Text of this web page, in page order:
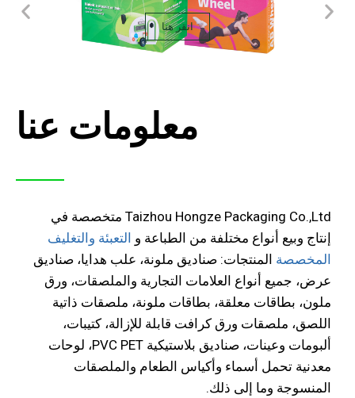
انقر هنا
معلومات عنا
Taizhou Hongze Packaging Co.,Ltd متخصصة في
إنتاج وبيع أنواع مختلفة من الطباعة و التعبئة والتغليف
المخصصة المنتجات: صناديق ملونة، علب هدايا، صناديق
عرض، جميع أنواع العلامات التجارية والملصقات، ورق
ملون، بطاقات معلقة، بطاقات ملونة، ملصقات ذاتية
اللصق، ملصقات ورق كرافت قابلة للإزالة، كتيبات،
ألبومات وعينات، صناديق بلاستيكية PVC PET، لوحات
معدنية تحمل أسماء وأكياس الطعام والملصقات
المنسوجة وما إلى ذلك.